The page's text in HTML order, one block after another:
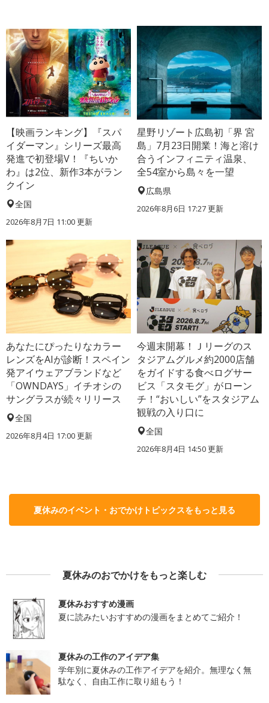
【映画ランキング】『スパ
イダーマン』シリーズ最高
発進で初登場V！『ちいか
わ』は2位、新作3本がラン
クイン
全国
2026年8月7日 11:00更新
星野リゾート広島初「界 宮
島」7月23日開業！海と溶け
合うインフィニティ温泉、
全54室から島々を一望
広島県
2026年8月6日 17:27更新
あなたにぴったりなカラー
レンズをAIが診断！スペイン
発アイウェアブランドなど
「OWNDAYS」イチオシの
サングラスが続々リリース
全国
2026年8月4日 17:00更新
今週末開幕！Ｊリーグのス
タジアムグルメ約2000店舗
をガイドする食べログサー
ビス「スタモグ」がローン
チ！“おいしい”をスタジアム
観戦の入り口に
全国
2026年8月4日 14:50更新
夏休みのイベント・おでかけトピックスをもっと見る
夏休みのおでかけをもっと楽しむ
夏休みおすすめ漫画
夏に読みたいおすすめの漫画をまとめてご紹介！
夏休みの工作のアイデア集
学年別に夏休みの工作アイデアを紹介。無理なく無
駄なく、自由工作に取り組もう！